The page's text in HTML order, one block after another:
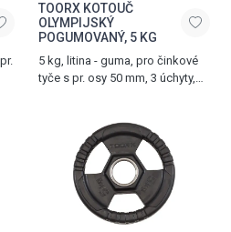
TOORX KOTOUČ
OLYMPIJSKÝ
POGUMOVANÝ, 5 KG
5 kg, litina - guma, pro činkové
tyče s pr. osy 50 mm, 3 úchyty,